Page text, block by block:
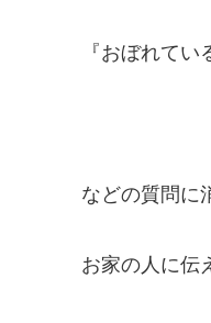
『おぼれてい
などの質問に
お家の人に伝